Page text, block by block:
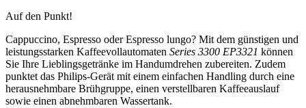
Auf den Punkt!
Cappuccino, Espresso oder Espresso lungo? Mit dem günstigen und
leistungsstarken Kaffeevollautomaten Series 3300 EP3321 können
Sie Ihre Lieblingsgetränke im Handumdrehen zubereiten. Zudem
punktet das Philips-Gerät mit einem einfachen Handling durch eine
herausnehmbare Brühgruppe, einen verstellbaren Kaffeeauslauf
sowie einen abnehmbaren Wassertank.